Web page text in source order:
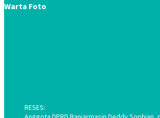
Warta Foto
RESES: